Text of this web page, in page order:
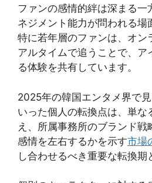
ファンの感情的絆は深まる一
ネジメント能力が問われる場
特に若年層のファンは、オン
アルタイムで追うことで、ア
る体験を共有しています。
2025年の韓国エンタメ界で
いった個人の転換点は、単な
え、所属事務所のブランド
感情を左右するかを示す市場
し合わせるべき重要な転換期